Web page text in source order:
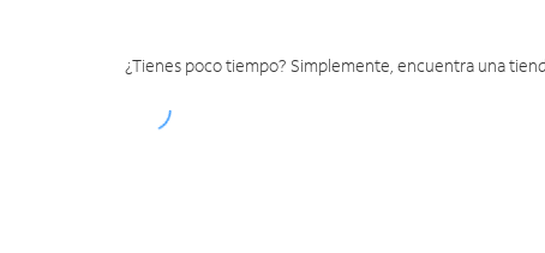
¿Tienes poco tiempo? Simplemente, encuentra una